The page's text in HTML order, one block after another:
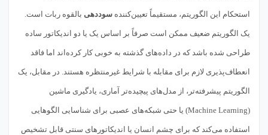
استحکام این الگوریتم، مستقیماً تعیین‌کننده سوددهی بالقوه ربات است.
یک الگوریتم ضعیف ممکن است صرفاً بر اساس یک یا دو اندیکاتور ساده
طراحی شده باشد که در داده‌های گذشته به خوبی کار کرده‌اند اما فاقد
انعطاف‌پذیری لازم برای مقابله با شرایط غیرمنتظره هستند. در مقابل، یک
الگوریتم پیشرفته‌تر، از مدل‌های پیچیده‌تر آماری، یادگیری ماشین
(Machine Learning) یا حتی شبکه‌های عصبی برای شناسایی الگوهایی
استفاده می‌کند که برای چشم انسان یا اندیکاتورهای سنتی قابل تشخیص